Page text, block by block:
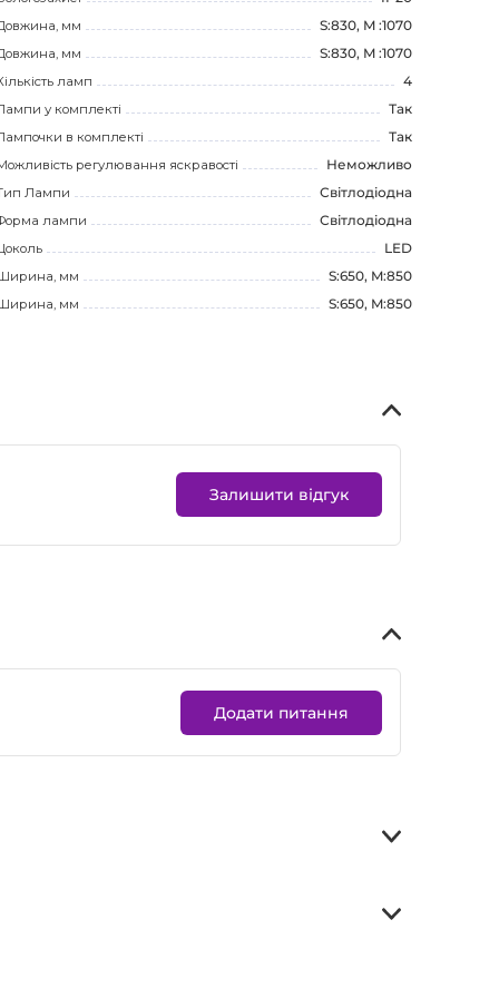
мм
S:830, M :1070
мм
S:830, M :1070
ламп
4
у комплекті
Так
в комплекті
Так
регулювання яскравості
Неможливо
Лампи
Світлодіодна
лампи
Світлодіодна
LED
мм
S:650, M:850
мм
S:650, M:850
Залишити відгук
Додати питання